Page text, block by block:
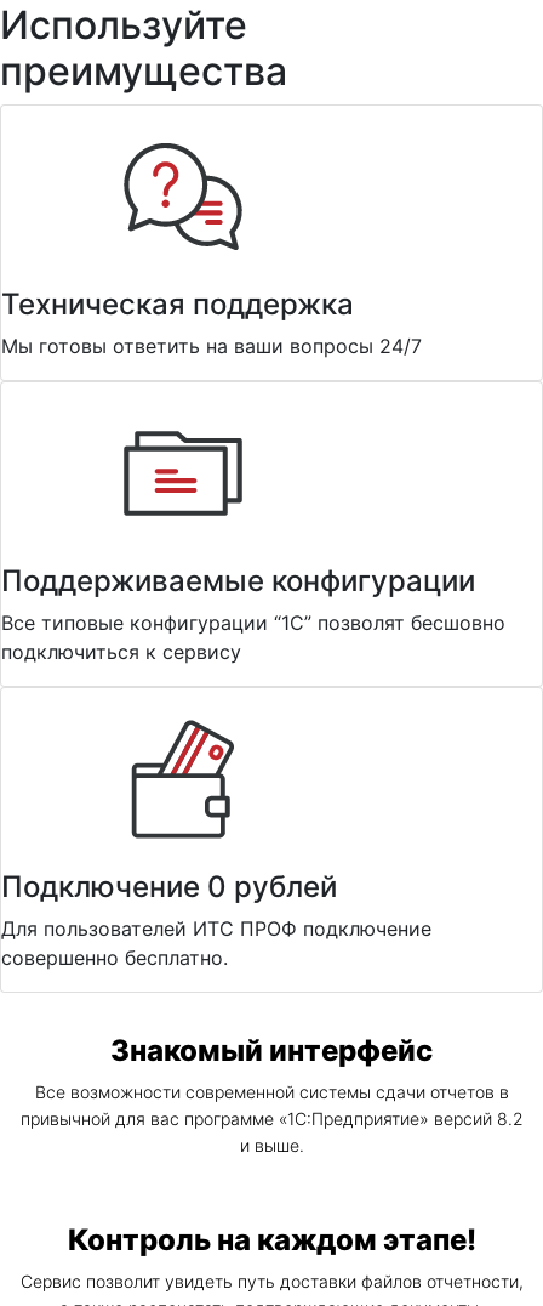
Используйте
преимущества
Техническая поддержка
Мы готовы ответить на ваши вопросы 24/7
Поддерживаемые конфигурации
Все типовые конфигурации “1С” позволят бесшовно
подключиться к сервису
Подключение 0 рублей
Для пользователей ИТС ПРОФ подключение
совершенно бесплатно.
Знакомый интерфейс
Все возможности современной системы сдачи отчетов в
привычной для вас программе «1С:Предприятие» версий 8.2
и выше.
Контроль на каждом этапе!
Сервис позволит увидеть путь доставки файлов отчетности,